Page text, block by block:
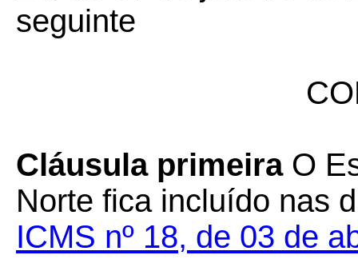
seguinte
Cláusula primeiraO
Norte fica incluído nas
ICMS nº 18, de 03 de